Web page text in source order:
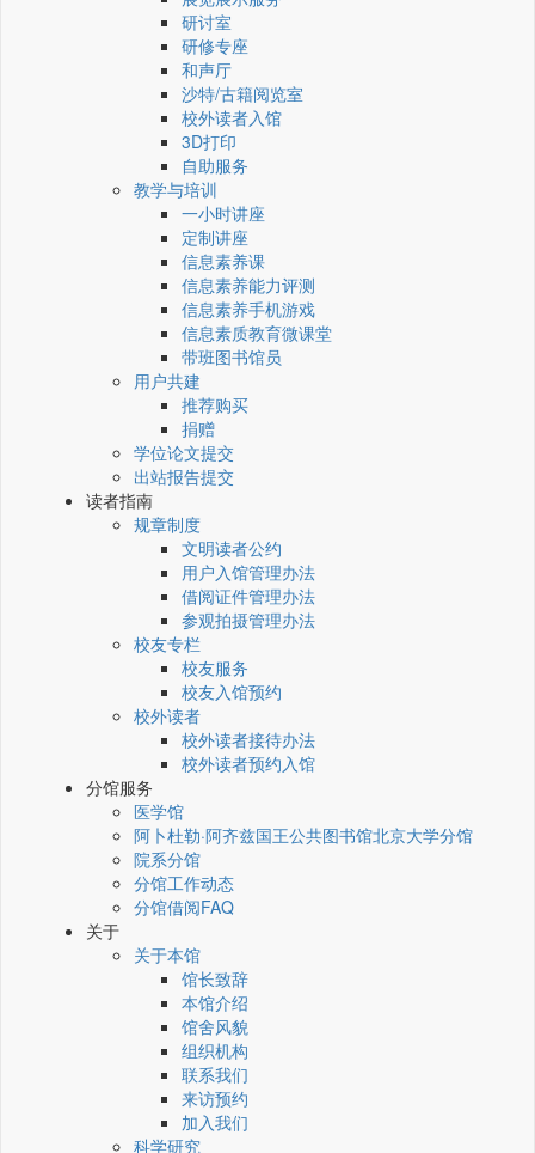
研讨室
研修专座
和声厅
沙特/古籍阅览室
校外读者入馆
3D打印
自助服务
教学与培训
一小时讲座
定制讲座
信息素养课
信息素养能力评测
信息素养手机游戏
信息素质教育微课堂
带班图书馆员
用户共建
推荐购买
捐赠
学位论文提交
出站报告提交
读者指南
规章制度
文明读者公约
用户入馆管理办法
借阅证件管理办法
参观拍摄管理办法
校友专栏
校友服务
校友入馆预约
校外读者
校外读者接待办法
校外读者预约入馆
分馆服务
医学馆
阿卜杜勒·阿齐兹国王公共图书馆北京大学分馆
院系分馆
分馆工作动态
分馆借阅FAQ
关于
关于本馆
馆长致辞
本馆介绍
馆舍风貌
组织机构
联系我们
来访预约
加入我们
科学研究